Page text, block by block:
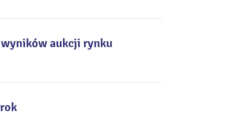
wyników aukcji rynku